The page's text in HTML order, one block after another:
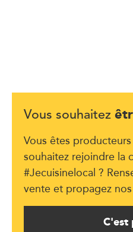
Vous souhaitez
Vous êtes
souhaitez rejoindre la
#Jecuisinelocal ?
vente et propagez